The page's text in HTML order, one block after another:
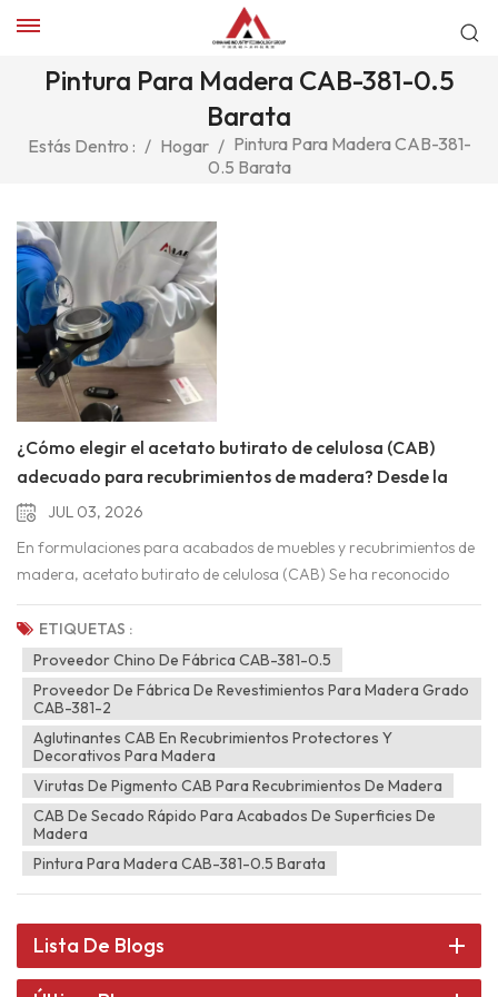
Pintura Para Madera CAB-381-0.5
Barata
Estás Dentro : / Hogar / Pintura Para Madera CAB-381-
0.5 Barata
¿Cómo elegir el acetato butirato de celulosa (CAB)
adecuado para recubrimientos de madera? Desde la
velocidad de secado hasta la dureza, todo lo que
JUL 03, 2026
En formulaciones para acabados de muebles y recubrimientos de
madera, acetato butirato de celulosa (CAB) Se ha reconocido
desde hace tiempo como un aditivo de alto rendimiento. Favorece
una liberación más rápida del disolvente, reduce el tiempo de
secado, mejora la fluidez y la nivelación, y aumenta el brillo, la
resistencia al rayado y el aspecto general de la película. Sin
embargo, para lograr estos beneficios es fundamental
seleccionar el grado de CAB adecuado para la formulación. Entre
las distintas clasificaciones CAB, ¿cuál es la más adecuada para
recubrimientos de madera? En lugar de centrarse en aplicaciones
para la industria automotriz, esta guía ofrece una perspectiva
práctica sobre los requisitos de rendimiento de los acabados de
madera y explica cómo elegir la clasificación CAB más apropiada
para sus necesidades específicas. I. Tres prioridades
fundamentales para CAB en recubrimientos de maderaEn las
formulaciones de recubrimientos para madera, el CAB se suele
añadir para abordar tres desafíos clave:Secado lento—
ETIQUETAS :
Proveedor Chino De Fábrica CAB-381-0.5
Proveedor De Fábrica De Revestimientos Para Madera Grado
CAB-381-2
Aglutinantes CAB En Recubrimientos Protectores Y
Decorativos Para Madera
Virutas De Pigmento CAB Para Recubrimientos De Madera
CAB De Secado Rápido Para Acabados De Superficies De
Madera
Pintura Para Madera CAB-381-0.5 Barata
Lista De Blogs